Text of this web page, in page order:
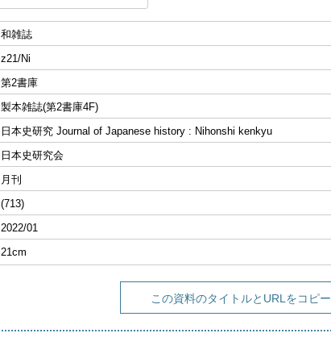
和雑誌
z21/Ni
第2書庫
製本雑誌(第2書庫4F)
日本史研究 Journal of Japanese history : Nihonshi kenkyu
日本史研究会
月刊
(713)
2022/01
21cm
この資料のタイトルとURLをコピー